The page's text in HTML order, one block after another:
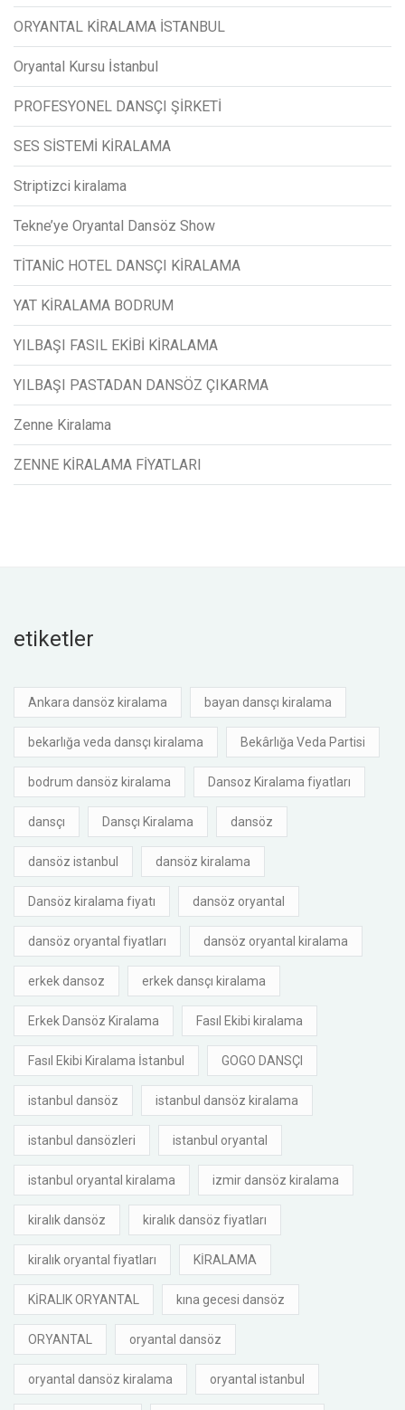
ORYANTAL KİRALAMA İSTANBUL
Oryantal Kursu İstanbul
PROFESYONEL DANSÇI ŞİRKETİ
SES SİSTEMİ KİRALAMA
Striptizci kiralama
Tekne’ye Oryantal Dansöz Show
TİTANİC HOTEL DANSÇI KİRALAMA
YAT KİRALAMA BODRUM
YILBAŞI FASIL EKİBİ KİRALAMA
YILBAŞI PASTADAN DANSÖZ ÇIKARMA
Zenne Kiralama
ZENNE KİRALAMA FİYATLARI
etiketler
Ankara dansöz kiralama bayan dansçı kiralama
bekarlığa veda dansçı kiralama Bekârlığa Veda Partisi
bodrum dansöz kiralama Dansoz Kiralama fiyatları
dansçı Dansçı Kiralama dansöz
dansöz istanbul dansöz kiralama
Dansöz kiralama fiyatı dansöz oryantal
dansöz oryantal fiyatları dansöz oryantal kiralama
erkek dansoz erkek dansçı kiralama
Erkek Dansöz Kiralama Fasıl Ekibi kiralama
Fasıl Ekibi Kiralama İstanbul GOGO DANSÇI
istanbul dansöz istanbul dansöz kiralama
istanbul dansözleri istanbul oryantal
istanbul oryantal kiralama izmir dansöz kiralama
kiralık dansöz kiralık dansöz fiyatları
kiralık oryantal fiyatları KİRALAMA
KİRALIK ORYANTAL kına gecesi dansöz
ORYANTAL oryantal dansöz
oryantal dansöz kiralama oryantal istanbul